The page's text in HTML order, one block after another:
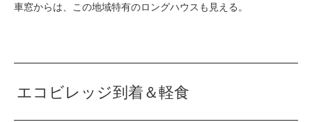
車窓からは、この地域特有のロングハウスも見える。
エコビレッジ到着＆軽食